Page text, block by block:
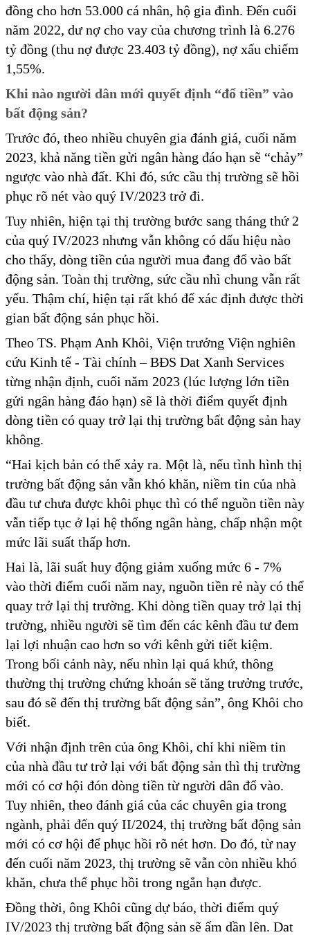
đồng cho hơn 53.000 cá nhân, hộ gia đình. Đến cuối
năm 2022, dư nợ cho vay của chương trình là 6.276
tỷ đồng (thu nợ được 23.403 tỷ đồng), nợ xấu chiếm
1,55%.
Khi nào người dân mới quyết định “đổ tiền” vào
bất động sản?
Trước đó, theo nhiều chuyên gia đánh giá, cuối năm
2023, khả năng tiền gửi ngân hàng đáo hạn sẽ “chảy”
ngược vào nhà đất. Khi đó, sức cầu thị trường sẽ hồi
phục rõ nét vào quý IV/2023 trở đi.
Tuy nhiên, hiện tại thị trường bước sang tháng thứ 2
của quý IV/2023 nhưng vẫn không có dấu hiệu nào
cho thấy, dòng tiền của người mua đang đổ vào bất
động sản. Toàn thị trường, sức cầu nhì chung vẫn rất
yếu. Thậm chí, hiện tại rất khó để xác định được thời
gian bất động sản phục hồi.
Theo TS. Phạm Anh Khôi, Viện trưởng Viện nghiên
cứu Kinh tế - Tài chính – BĐS Dat Xanh Services
từng nhận định, cuối năm 2023 (lúc lượng lớn tiền
gửi ngân hàng đáo hạn) sẽ là thời điểm quyết định
dòng tiền có quay trở lại thị trường bất động sản hay
không.
“Hai kịch bản có thể xảy ra. Một là, nếu tình hình thị
trường bất động sản vẫn khó khăn, niềm tin của nhà
đầu tư chưa được khôi phục thì có thể nguồn tiền này
vẫn tiếp tục ở lại hệ thống ngân hàng, chấp nhận một
mức lãi suất thấp hơn.
Hai là, lãi suất huy động giảm xuống mức 6 - 7%
vào thời điểm cuối năm nay, nguồn tiền rẻ này có thể
quay trở lại thị trường. Khi dòng tiền quay trở lại thị
trường, nhiều người sẽ tìm đến các kênh đầu tư đem
lại lợi nhuận cao hơn so với kênh gửi tiết kiệm.
Trong bối cảnh này, nếu nhìn lại quá khứ, thông
thường thị trường chứng khoán sẽ tăng trưởng trước,
sau đó sẽ đến thị trường bất động sản”, ông Khôi cho
biết.
Với nhận định trên của ông Khôi, chỉ khi niềm tin
của nhà đầu tư trở lại với bất động sản thì thị trường
mới có cơ hội đón dòng tiền từ người dân đổ vào.
Tuy nhiên, theo đánh giá của các chuyên gia trong
ngành, phải đến quý II/2024, thị trường bất động sản
mới có cơ hội để phục hồi rõ nét hơn. Do đó, từ nay
đến cuối năm 2023, thị trường sẽ vẫn còn nhiều khó
khăn, chưa thể phục hồi trong ngắn hạn được.
Đồng thời, ông Khôi cũng dự báo, thời điểm quý
IV/2023 thị trường bất động sản sẽ ấm dần lên. Dat